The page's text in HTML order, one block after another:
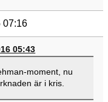
07:16
05:43
moment, nu
är i kris.